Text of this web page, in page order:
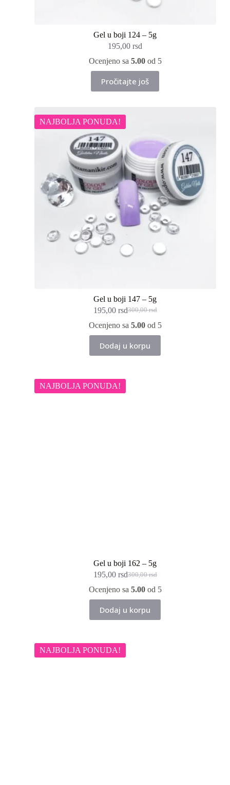
Gel u boji 124 – 5g
195,00rsd
Ocenjeno sa 5.00od 5
Pročitajte još
NAJBOLJA PONUDA!
Gel u boji 147 – 5g
300,00rsd
Originalna
cena
bila:
300,00 rsd.
195,00 rsdTrenutna
cena
195,00 rsd.
Ocenjeno sa 5.00od 5
Dodaj u korpu
NAJBOLJA PONUDA!
Gel u boji 162 – 5g
300,00rsd
Originalna
cena
bila:
300,00 rsd.
195,00 rsdTrenutna
cena
195,00 rsd.
Ocenjeno sa 5.00od 5
Dodaj u korpu
NAJBOLJA PONUDA!